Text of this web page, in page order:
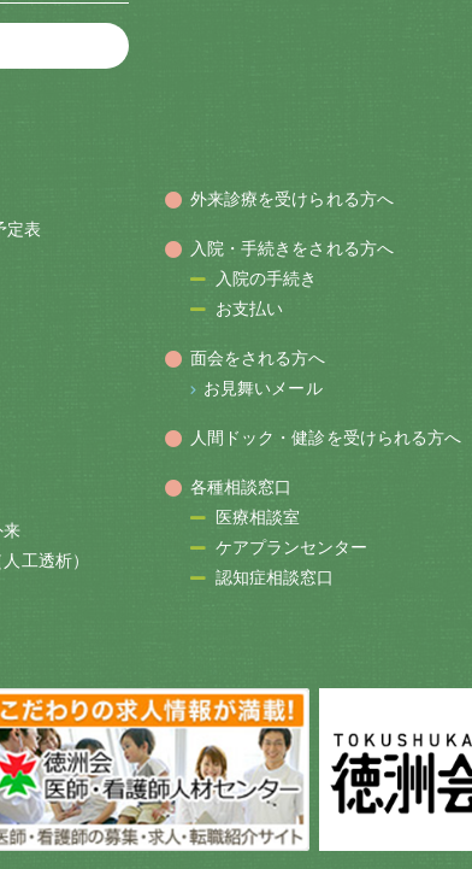
定表
来
工透析）
外来診療を受けられる方へ
入院・手続きをされる方へ
入院の手続き
お支払い
面会をされる方へ
お見舞いメール
人間ドック・健診を受けられる方へ
各種相談窓口
医療相談室
ケアプランセンター
認知症相談窓口